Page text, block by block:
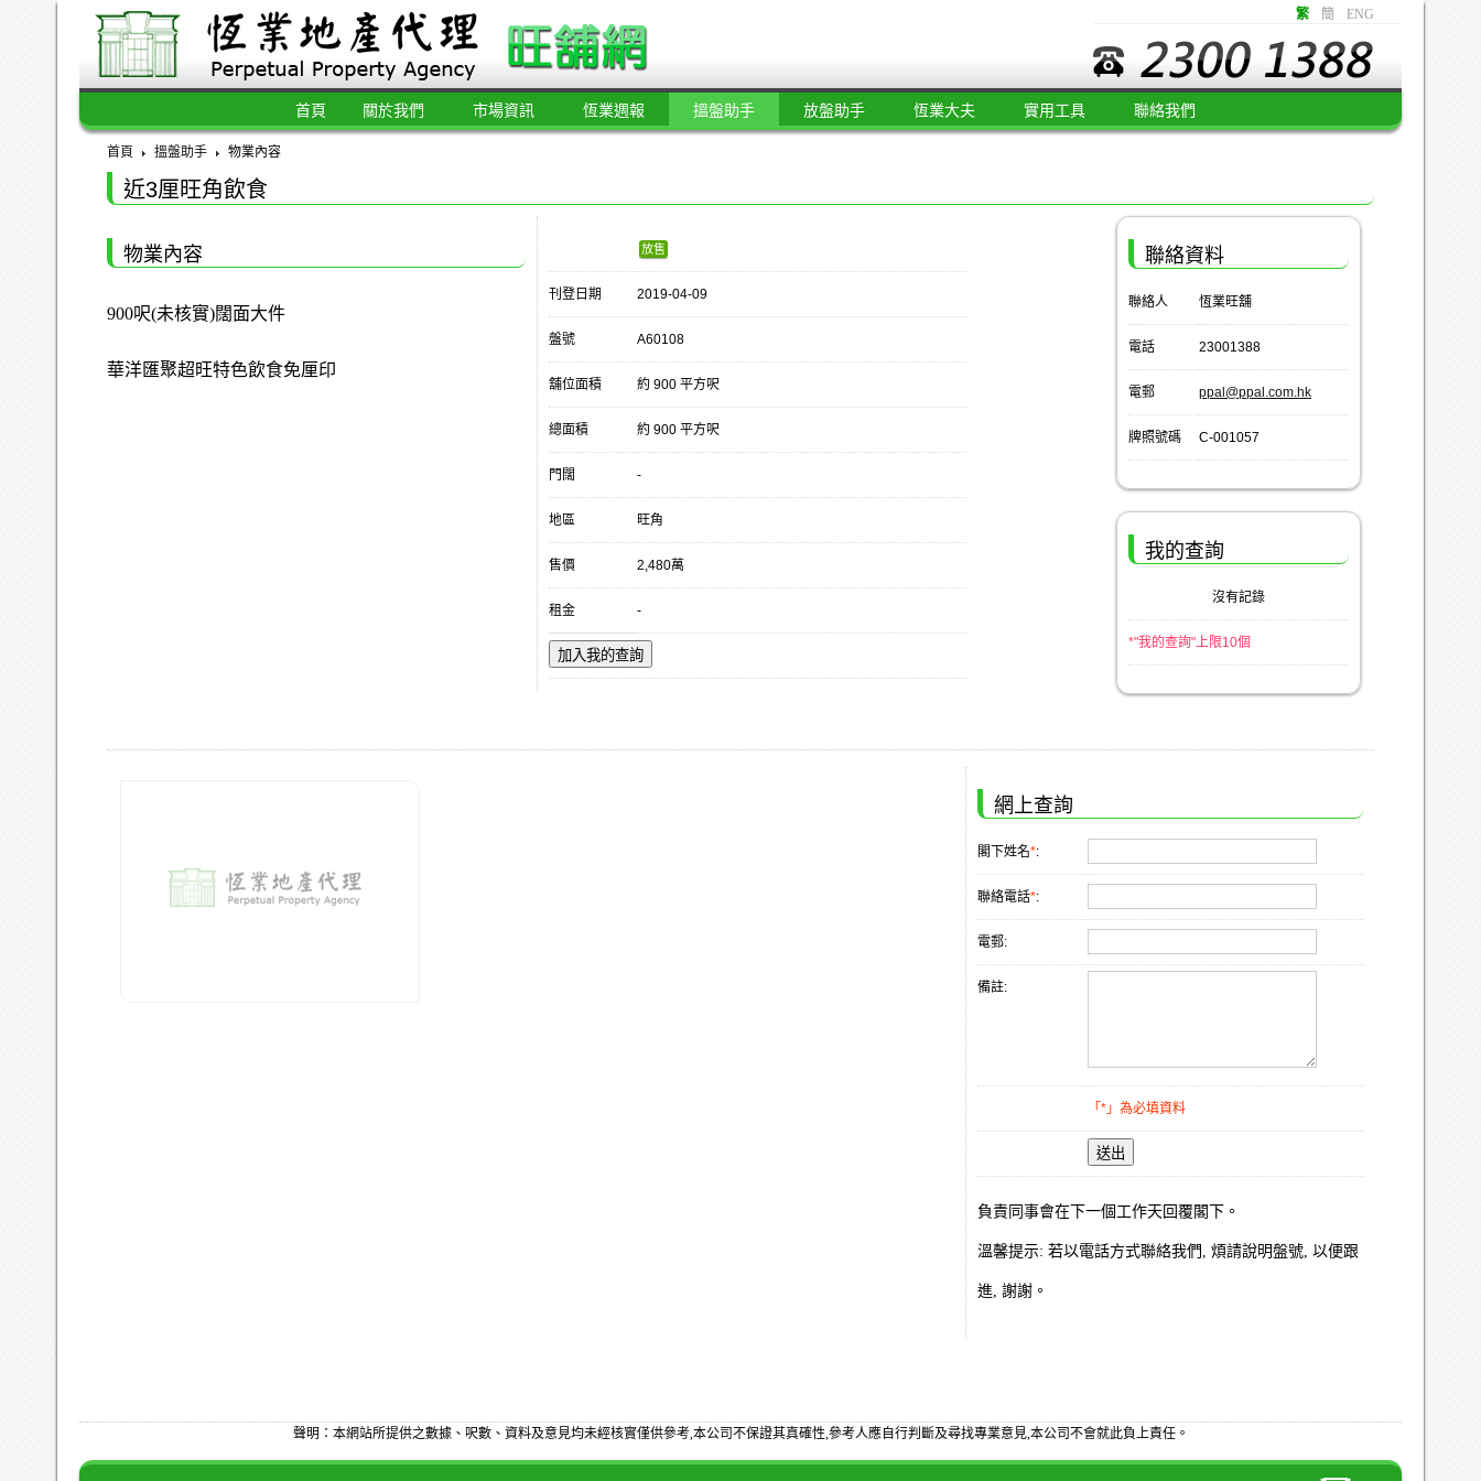
繁 簡 ENG
首頁 關於我們 市場資訊 恆業週報 搵盤助手 放盤助手 恆業大夫 實用工具 聯絡我們
首頁 搵盤助手 物業內容
近3厘旺角飲食
物業內容
900呎(未核實)闊面大件
華洋匯聚超旺特色飲食免厘印
放售
刊登日期 2019-04-09
盤號 A60108
舖位面積 約 900 平方呎
總面積 約 900 平方呎
門闊 -
地區 旺角
售價 2,480萬
租金 -
加入我的查詢
聯絡資料
聯絡人 恆業旺舖
電話 23001388
電郵 ppal@ppal.com.hk
牌照號碼 C-001057
我的查詢
沒有記錄
*"我的查詢"上限10個
網上查詢
閣下姓名*:
聯絡電話*:
電郵:
備註:
「*」為必填資料
送出
負責同事會在下一個工作天回覆閣下。
溫馨提示: 若以電話方式聯絡我們, 煩請說明盤號, 以便跟
進, 謝謝。
聲明：本網站所提供之數據、呎數、資料及意見均未經核實僅供參考,本公司不保證其真確性,參考人應自行判斷及尋找專業意見,本公司不會就此負上責任。